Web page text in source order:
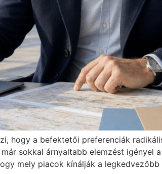
hogy a befektetői preferenciák
sokkal árnyaltabb elemzést igényel
mely piacok kínálják a